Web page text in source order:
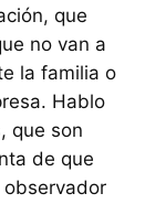
que
no van a
la familia o
Hablo
que son
de que